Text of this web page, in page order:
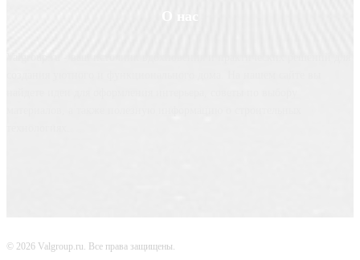
© 2026 Valgroup.ru. Все права защищены.